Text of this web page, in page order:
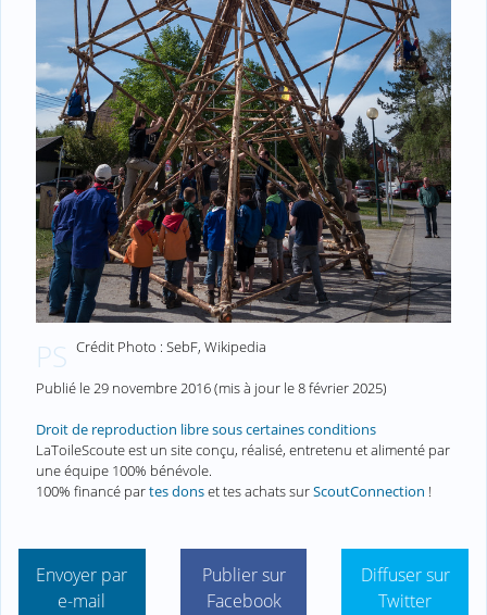
PS Crédit Photo : SebF, Wikipedia
Publié le29 novembre 2016(mis à jour le8 février 2025)
Droit de reproduction libre sous certaines conditions
LaToileScoute est un site conçu, réalisé, entretenu et alimenté par
une équipe 100% bénévole.
100% financé partes donset tes achats surScoutConnection !
Envoyer par
e-mail
Publier sur
Facebook
Diffuser sur
Twitter